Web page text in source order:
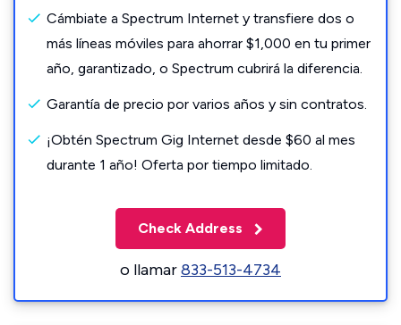
Cámbiate a Spectrum Internet y transfiere dos o
más líneas móviles para ahorrar $1,000 en tu primer
año, garantizado, o Spectrum cubrirá la diferencia.
Garantía de precio por varios años y sin contratos.
¡Obtén Spectrum Gig Internet desde $60 al mes
durante 1 año! Oferta por tiempo limitado.
Check Address
o llamar833-513-4734